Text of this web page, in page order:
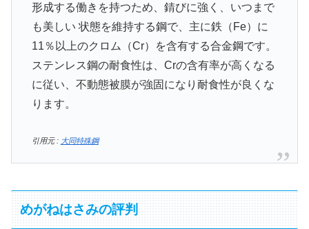
形成する働きを持つため、錆びに強く、いつまで
も美しい 状態を維持する鋼で、主に鉄（Fe）に
11％以上のクロム（Cr）を含有する合金鋼です。
ステンレス鋼の耐食性は、Crの含有率が高くなる
に従い、不動態被膜が強固になり耐食性が良くな
ります。
引用元 : 大同特殊鋼
めがねはさみの評判